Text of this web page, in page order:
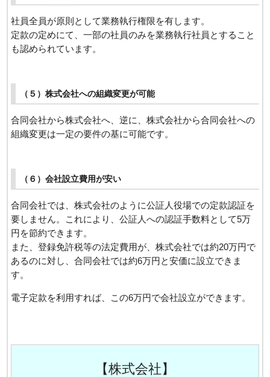
社員全員が原則として業務執行権限を有します。
定款の定めにて、一部の社員のみを業務執行社員とすること
も認められています。
（５）株式会社への組織変更が可能
合同会社から株式会社へ、逆に、株式会社から合同会社への
組織変更は一定の要件の基に可能です。
（６）会社設立費用が安い
合同会社では、株式会社のように公証人役場での定款認証を
要しません。これにより、公証人への認証手数料として5万
円を節約できます。
また、登録免許税等の法定費用が、株式会社では約20万円で
あるのに対し、合同会社では約6万円と安価に設立できま
す。
電子定款を利用すれば、この6万円で会社設立ができます。
【株式会社】